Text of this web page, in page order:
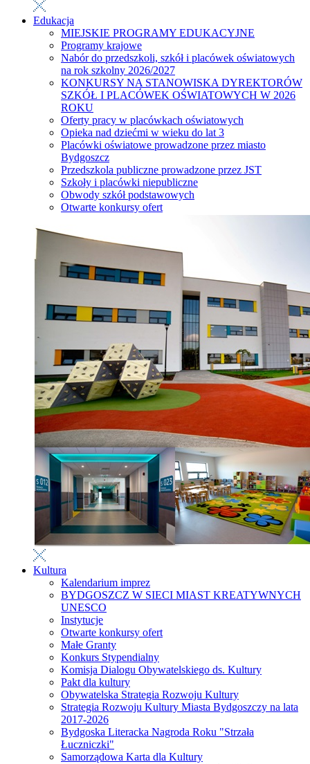
Edukacja
MIEJSKIE PROGRAMY EDUKACYJNE
Programy krajowe
Nabór do przedszkoli, szkół i placówek oświatowych
na rok szkolny 2026/2027
KONKURSY NA STANOWISKA DYREKTORÓW
SZKÓŁ I PLACÓWEK OŚWIATOWYCH W 2026
ROKU
Oferty pracy w placówkach oświatowych
Opieka nad dziećmi w wieku do lat 3
Placówki oświatowe prowadzone przez miasto
Bydgoszcz
Przedszkola publiczne prowadzone przez JST
Szkoły i placówki niepubliczne
Obwody szkół podstawowych
Otwarte konkursy ofert
Kultura
Kalendarium imprez
BYDGOSZCZ W SIECI MIAST KREATYWNYCH
UNESCO
Instytucje
Otwarte konkursy ofert
Małe Granty
Konkurs Stypendialny
Komisja Dialogu Obywatelskiego ds. Kultury
Pakt dla kultury
Obywatelska Strategia Rozwoju Kultury
Strategia Rozwoju Kultury Miasta Bydgoszczy na lata
2017-2026
Bydgoska Literacka Nagroda Roku "Strzała
Łuczniczki"
Samorządowa Karta dla Kultury